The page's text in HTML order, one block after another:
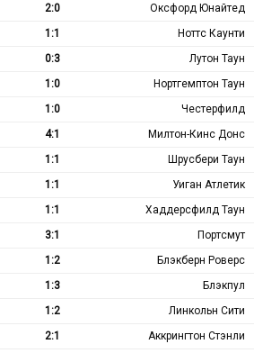
2:0
Оксфорд Юнайтед
1:1
Ноттс Каунти
0:3
Лутон Таун
1:0
Нортгемптон Таун
1:0
Честерфилд
4:1
Милтон-Кинс Донс
1:1
Шрусбери Таун
1:1
Уиган Атлетик
1:1
Хаддерсфилд Таун
3:1
Портсмут
1:2
Блэкберн Роверс
1:3
Блэкпул
1:2
Линкольн Сити
2:1
Аккрингтон Стэнли